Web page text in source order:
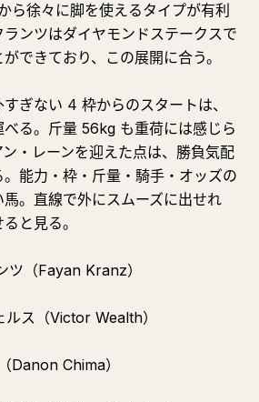
ら徐々に脚を使えるタイプが有利
ンツはダイヤモンドステークスで
できており、この展開に合う。
ぎない 4 枠からのスタートは、
べる。斤量 56kg も重荷には感じら
・レーンを迎えた点は、勝負気配
能力・枠・斤量・騎手・オッズの
。直線で外にスムーズに出せれ
と見る。
（Fayan Kranz）
ス（Victor Wealth）
Danon Chima）